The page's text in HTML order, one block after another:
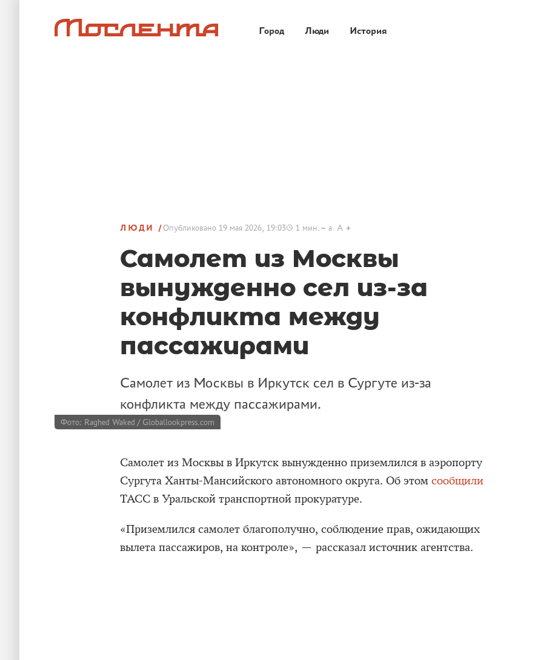
Город Люди История
ЛЮДИ Опубликовано 19 мая 2026, 19:03 1 мин. a A
Самолет из Москвы
вынужденно сел из-за
конфликта между
пассажирами
Самолет из Москвы в Иркутск сел в Сургуте из-за
конфликта между пассажирами.
Фото: Raghed Waked / Globallookpress.com
Самолет из Москвы в Иркутск вынужденно приземлился в аэропорту
Сургута Ханты-Мансийского автономного округа. Об этом сообщили
ТАСС в Уральской транспортной прокуратуре.
«Приземлился самолет благополучно, соблюдение прав, ожидающих
вылета пассажиров, на контроле», — рассказал источник агентства.